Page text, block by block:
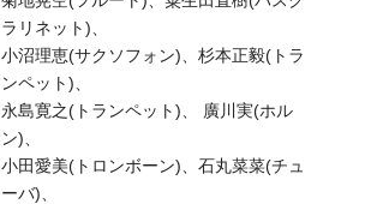
ラリネット)、
小沼理恵(サクソフォン)、杉本正毅(トラ
ンペット)、
永島寛之(トランペット)、 廣川実(ホル
ン)、
小田愛美(トロンボーン)、石丸菜菜(チュ
ーバ)、